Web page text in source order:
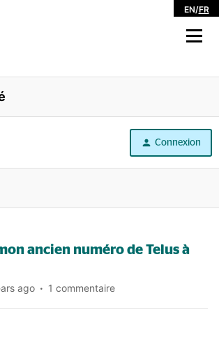
EN/FR
Connexion
ancien numéro de Telus à
ago 1 commentaire